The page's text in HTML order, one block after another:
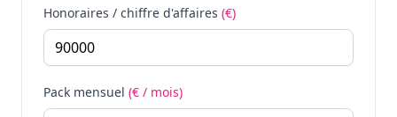
Honoraires / chiffre d'affaires (€)
Pack mensuel (€ / mois)